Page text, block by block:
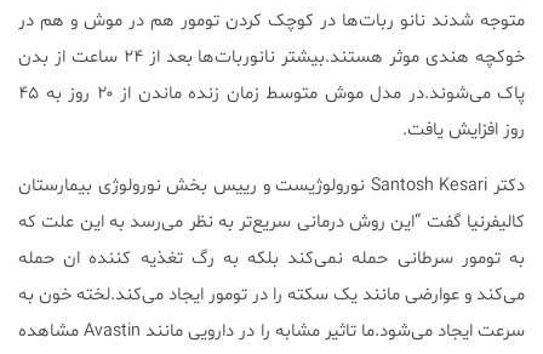
متوجه شدند نانو ربات‌ها در کوچک کردن تومور هم در موش و هم در
خوکچه هندی موثر هستند.بیشتر نانوربات‌ها بعد از ۲۴ ساعت از بدن
پاک می‌شوند.در مدل موش متوسط زمان زنده ماندن از ۲۰ روز به ۴۵
روز افزایش یافت.
دکتر Santosh Kesari نورولوژیست و رییس بخش نورولوژی بیمارستان
کالیفرنیا گفت “این روش درمانی سریع‌تر به نظر می‌رسد به این علت که
به تومور سرطانی حمله نمی‌کند بلکه به رگ تغذیه کننده ان حمله
می‌کند و عوارضی مانند یک سکته را در تومور ایجاد می‌کند.لخته خون به
سرعت ایجاد می‌شود.ما تاثیر مشابه را در دارویی مانند Avastin مشاهده